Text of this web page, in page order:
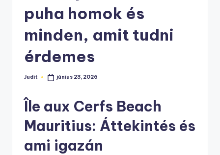
puha homok és
minden, amit tudni
érdemes
Posted
Judit június 23, 2026
Île aux Cerfs Beach
Mauritius: Áttekintés és
ami igazán